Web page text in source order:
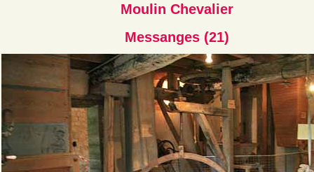
Moulin Chevalier
Messanges (21)